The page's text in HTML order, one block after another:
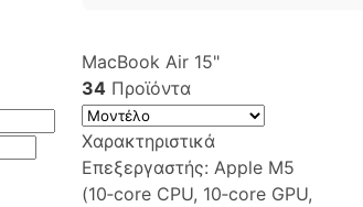
MacBook Air 15"
34 Προϊόντα
Χαρακτηριστικά
Επεξεργαστής: Apple M5
(10‑core CPU, 10‑core GPU,